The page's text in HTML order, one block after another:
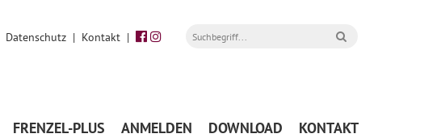
Datenschutz | Kontakt |
FRENZEL-PLUS ANMELDEN DOWNLOAD KONTAKT